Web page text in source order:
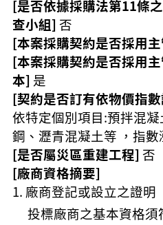
[是否依據採購法第11條
查小組] 否
[本案採購契約是否採用
[本案採購契約是否採用
本] 是
[契約是否訂有依物價指
依特定個別項目:預拌混
鋼、瀝青混凝土等 ，指
[是否屬災區重建工程] 否
[廠商資格摘要]
廠商登記或設立之證明
投標廠商之基本資格須